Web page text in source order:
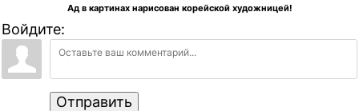
Ад в картинах нарисован корейской художницей!
Войдите:
Отправить